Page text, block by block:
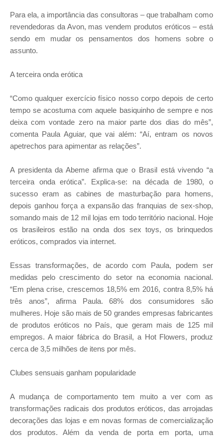
Para ela, a importância das consultoras – que trabalham como
revendedoras da Avon, mas vendem produtos eróticos – está
sendo em mudar os pensamentos dos homens sobre o
assunto.
A terceira onda erótica
“Como qualquer exercício físico nosso corpo depois de certo
tempo se acostuma com aquele basiquinho de sempre e nos
deixa com vontade zero na maior parte dos dias do mês”,
comenta Paula Aguiar, que vai além: “Aí, entram os novos
apetrechos para apimentar as relações”.
A presidenta da Abeme afirma que o Brasil está vivendo “a
terceira onda erótica”. Explica-se: na década de 1980, o
sucesso eram as cabines de masturbação para homens,
depois ganhou força a expansão das franquias de sex-shop,
somando mais de 12 mil lojas em todo território nacional. Hoje
os brasileiros estão na onda dos sex toys, os brinquedos
eróticos, comprados via internet.
Essas transformações, de acordo com Paula, podem ser
medidas pelo crescimento do setor na economia nacional.
“Em plena crise, crescemos 18,5% em 2016, contra 8,5% há
três anos”, afirma Paula. 68% dos consumidores são
mulheres. Hoje são mais de 50 grandes empresas fabricantes
de produtos eróticos no País, que geram mais de 125 mil
empregos. A maior fábrica do Brasil, a Hot Flowers, produz
cerca de 3,5 milhões de itens por mês.
Clubes sensuais ganham popularidade
A mudança de comportamento tem muito a ver com as
transformações radicais dos produtos eróticos, das arrojadas
decorações das lojas e em novas formas de comercialização
dos produtos. Além da venda de porta em porta, uma